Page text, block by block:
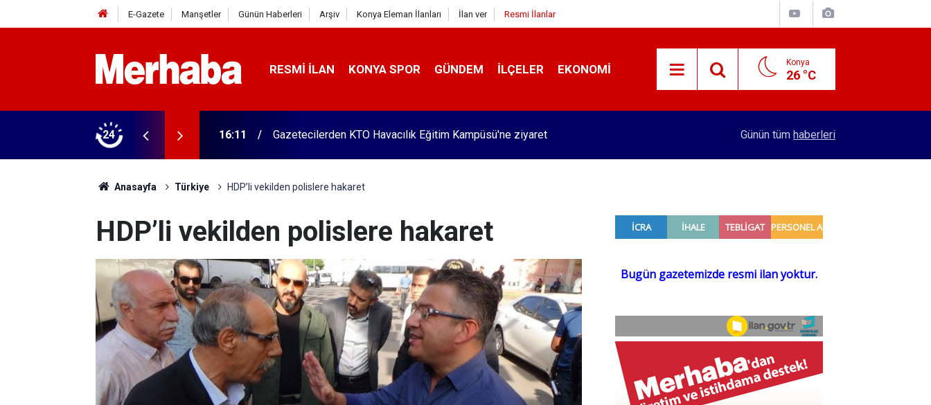
E-Gazete Manşetler Günün Haberleri Arşiv Konya Eleman İlanları İlan ver Resmi İlanlar
RESMI İLAN KONYA SPOR GÜNDEM İLÇELER EKONOMI Konya
26 °C
24 16:11 Gazetecilerden KTO Havacılık Eğitim Kampüsü'ne ziyaret Başkan Pekyatırmacı’dan esnaf ziyareti
Günün tüm haberleri
Anasayfa Türkiye HDP’li vekilden polislere hakaret
HDP’li vekilden polislere hakaret